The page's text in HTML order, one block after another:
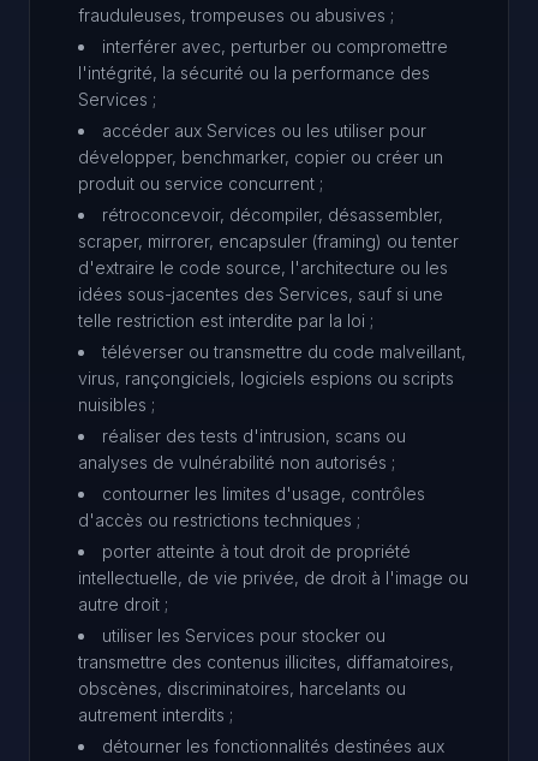
frauduleuses, trompeuses ou abusives ;
interférer avec, perturber ou compromettre
l'intégrité, la sécurité ou la performance des
Services ;
accéder aux Services ou les utiliser pour
développer, benchmarker, copier ou créer un
produit ou service concurrent ;
rétroconcevoir, décompiler, désassembler,
scraper, mirrorer, encapsuler (framing) ou tenter
d'extraire le code source, l'architecture ou les
idées sous-jacentes des Services, sauf si une
telle restriction est interdite par la loi ;
téléverser ou transmettre du code malveillant,
virus, rançongiciels, logiciels espions ou scripts
nuisibles ;
réaliser des tests d'intrusion, scans ou
analyses de vulnérabilité non autorisés ;
contourner les limites d'usage, contrôles
d'accès ou restrictions techniques ;
porter atteinte à tout droit de propriété
intellectuelle, de vie privée, de droit à l'image ou
autre droit ;
utiliser les Services pour stocker ou
transmettre des contenus illicites, diffamatoires,
obscènes, discriminatoires, harcelants ou
autrement interdits ;
détourner les fonctionnalités destinées aux